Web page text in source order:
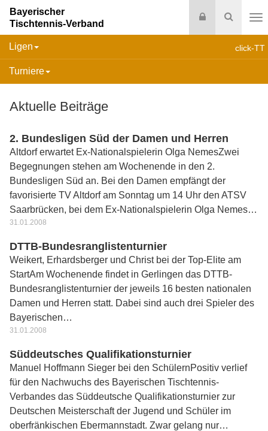
Suche
Login
Bayerischer
Tischtennis-Verband
click-TT
Ligen
Turniere
Aktuelle Beiträge
2. Bundesligen Süd der Damen und Herren
Altdorf erwartet Ex-Nationalspielerin Olga NemesZwei
Begegnungen stehen am Wochenende in den 2.
Bundesligen Süd an. Bei den Damen empfängt der
favorisierte TV Altdorf am Sonntag um 14 Uhr den ATSV
Saarbrücken, bei dem Ex-Nationalspielerin Olga Nemes…
31.01.2008
DTTB-Bundesranglistenturnier
Weikert, Erhardsberger und Christ bei der Top-Elite am
StartAm Wochenende findet in Gerlingen das DTTB-
Bundesranglistenturnier der jeweils 16 besten nationalen
Damen und Herren statt. Dabei sind auch drei Spieler des
Bayerischen…
31.01.2008
Süddeutsches Qualifikationsturnier
Manuel Hoffmann Sieger bei den SchülernPositiv verlief
für den Nachwuchs des Bayerischen Tischtennis-
Verbandes das Süddeutsche Qualifikationsturnier zur
Deutschen Meisterschaft der Jugend und Schüler im
oberfränkischen Ebermannstadt. Zwar gelang nur…